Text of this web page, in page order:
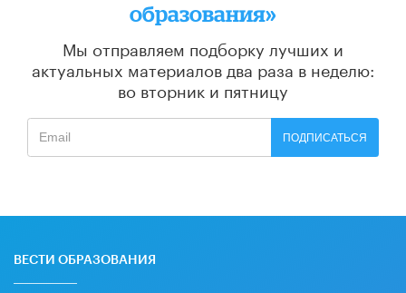
образования»
Мы отправляем подборку лучших и
актуальных материалов два раза в неделю:
во вторник и пятницу
ПОДПИСАТЬСЯ
ВЕСТИ ОБРАЗОВАНИЯ